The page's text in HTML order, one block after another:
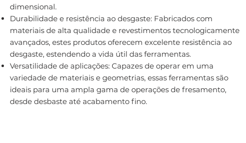
dimensional.
Durabilidade e resistência ao desgaste: Fabricados com
materiais de alta qualidade e revestimentos tecnologicamente
avançados, estes produtos oferecem excelente resistência ao
desgaste, estendendo a vida útil das ferramentas.
Versatilidade de aplicações: Capazes de operar em uma
variedade de materiais e geometrias, essas ferramentas são
ideais para uma ampla gama de operações de fresamento,
desde desbaste até acabamento fino.